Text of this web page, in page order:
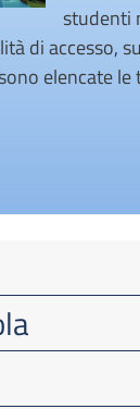
studenti
di accesso,
elencate